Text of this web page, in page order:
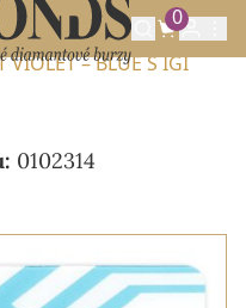
0
VIOLET – BLUE S IGI
0102314